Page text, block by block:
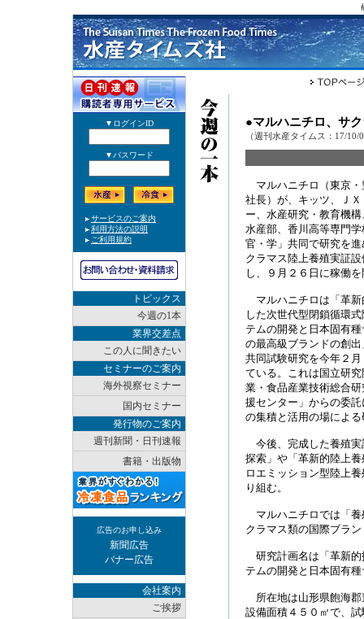
トピックス
今週の1本
業界交差点
この人に聞きたい
セミナーのご案内
海外視察セミナー
国内セミナー
発行物のご案内
週刊新聞・日刊速報
書籍・出版物
広告のお申し込み
新聞広告
バナー広告
会社案内
ご挨拶
●マルハニチロ、サ
（週刊水産タイムス：17/10/
マルハニチロ（東京・
社長）が、キッツ、Ｊ
ー、水産研究・教育機
水産部、香川高等専門
官・学」共同で研究を
クラマス陸上養殖実証
し、９月２６日に稼働
マルハニチロは「革新
した次世代型閉鎖循環
テムの開発と日本固有
の最高級ブランドの創
共同試験研究を今年２
ている。これは国立研
業・食品産業技術総合
援センター」からの委
の集積と活用の場によ
今後、完成した養殖実
探索」や「革新的陸上
ロエミッション型陸上
り組む。
マルハニチロでは「養
クラマス類の国際ブラ
研究計画名は「革新的
テムの開発と日本固有
所在地は山形県飽海郡
設備面積４５０㎡で、